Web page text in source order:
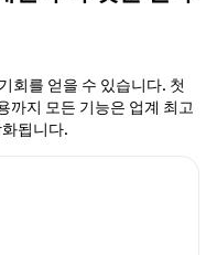
회를 얻을 수 있습니다. 첫
까지 모든 기능은 업계 최고
됩니다.